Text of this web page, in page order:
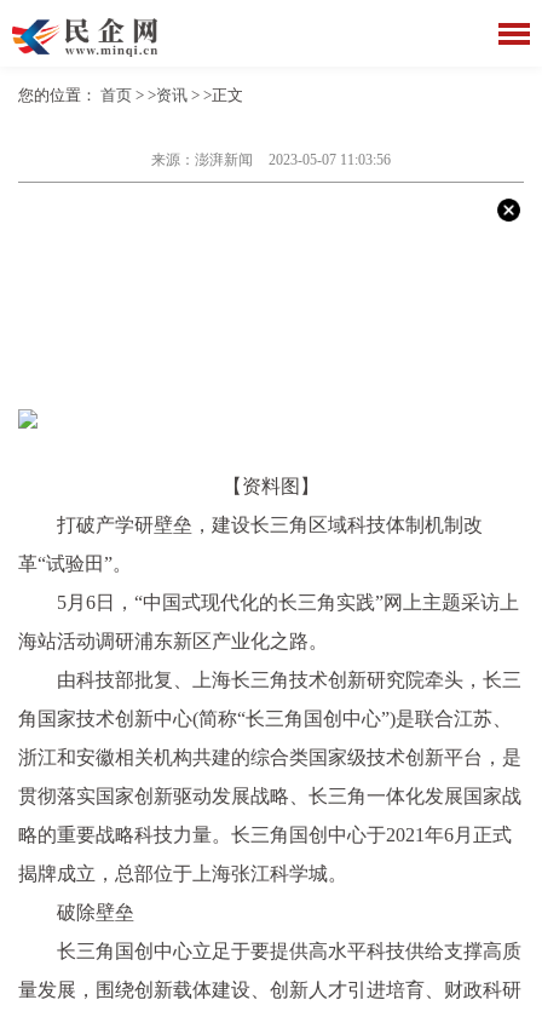
您的位置： 首页 > >资讯 > >正文
来源：澎湃新闻 2023-05-07 11:03:56
【资料图】
打破产学研壁垒，建设长三角区域科技体制机制改
革“试验田”。
5月6日，“中国式现代化的长三角实践”网上主题采访上
海站活动调研浦东新区产业化之路。
由科技部批复、上海长三角技术创新研究院牵头，长三
角国家技术创新中心(简称“长三角国创中心”)是联合江苏、
浙江和安徽相关机构共建的综合类国家级技术创新平台，是
贯彻落实国家创新驱动发展战略、长三角一体化发展国家战
略的重要战略科技力量。长三角国创中心于2021年6月正式
揭牌成立，总部位于上海张江科学城。
破除壁垒
长三角国创中心立足于要提供高水平科技供给支撑高质
量发展，围绕创新载体建设、创新人才引进培育、财政科研